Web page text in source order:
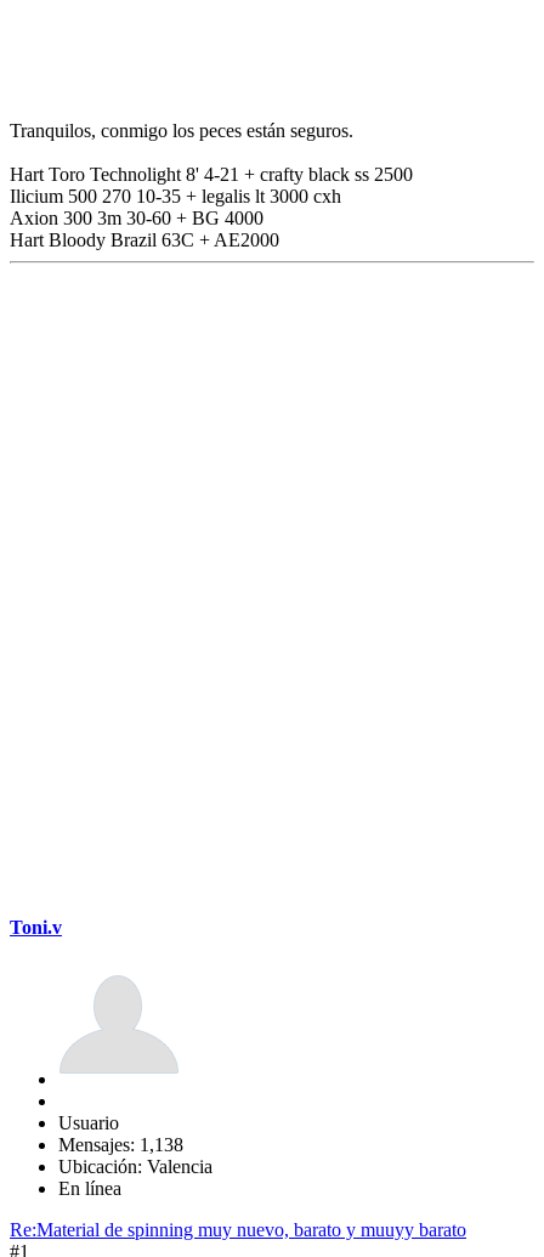
Tranquilos, conmigo los peces están seguros.
Hart Toro Technolight 8' 4-21 + crafty black ss 2500
Ilicium 500 270 10-35 + legalis lt 3000 cxh
Axion 300 3m 30-60 + BG 4000
Hart Bloody Brazil 63C + AE2000
Toni.v
Usuario
Mensajes: 1,138
Ubicación: Valencia
En línea
Re:Material de spinning muy nuevo, barato y muuyy barato
#1